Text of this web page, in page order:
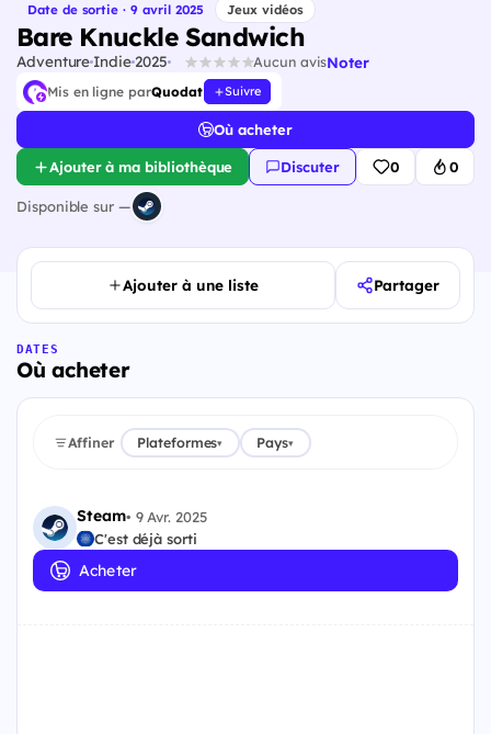
Date de sortie · 9 avril 2025 Jeux vidéos
Bare Knuckle Sandwich
Adventure Indie 2025 Aucun avisNoter
Mis en ligne parQuodat Suivre
Où acheter
Ajouter à ma bibliothèque Discuter 0 0
Disponible sur —
Ajouter à une liste Partager
DATES
Où acheter
Affiner Plateformes▾ Pays▾
Steam• 9 Avr. 2025
C'est déjà sorti
Acheter